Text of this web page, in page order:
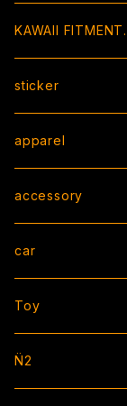
KAWAII FITMENT.
sticker
BOX sticker
peeking sticker
die cut / square /
cutting
apparel
T-shirt
hoodie/sweat
jacket
CAP
accessory
strap
bracelet
necklace
car
AIR FRESHENER
license flame
Toy
ソフビ
N̈2